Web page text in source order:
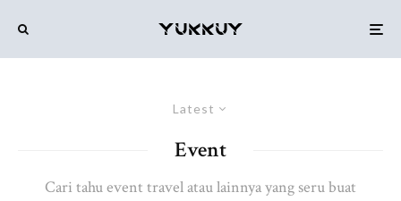
Latest
Event
Cari tahu event travel atau lainnya yang seru buat